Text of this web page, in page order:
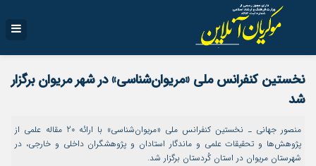
نخستین کنفرانس ملی «مریوان‌شناسی» در شهر مریوان برگزار
‌شد
منصور جهانی ـ نخستین کنفرانس ملی «مریوان‌شناسی» با ارائه 20 مقاله علمی از
پژوهش‌ها و تحقیقات علمی و ماندگار استادان و پژوهشگران داخلی و خارجی، در
شهرستان مریوان در استان کُردستان برگزار ‌شد.